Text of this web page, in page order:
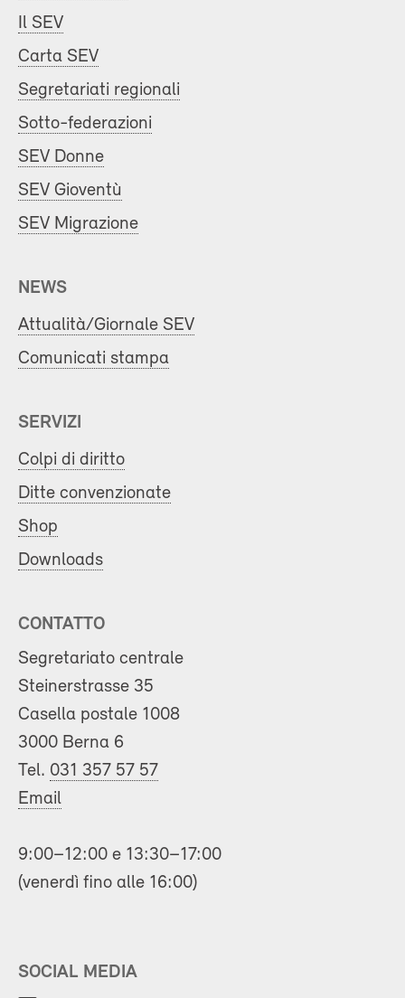
Il SEV
Carta SEV
Segretariati regionali
Sotto-federazioni
SEV Donne
SEV Gioventù
SEV Migrazione
NEWS
Attualità/Giornale SEV
Comunicati stampa
SERVIZI
Colpi di diritto
Ditte convenzionate
Shop
Downloads
CONTATTO
Segretariato centrale
Steinerstrasse 35
Casella postale 1008
3000 Berna 6
Tel. 031 357 57 57
Email
9:00–12:00 e 13:30–17:00
(venerdì fino alle 16:00)
SOCIAL MEDIA